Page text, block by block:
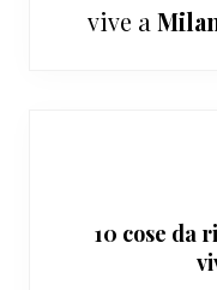
vive a
10 cose da